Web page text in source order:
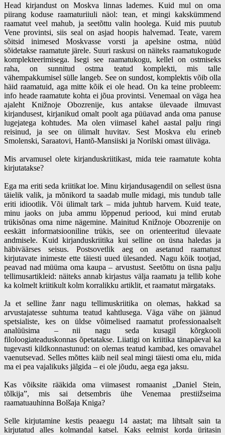
Head kirjandust on Moskva linnas lademes. Kuid mul on oma
piirang koduse raamaturiiuli näol: tean, et mingi kakskümmend
raamatut veel mahub, ja seetõttu valin hoolega. Kuid mis puutub
Vene provintsi, siis seal on asjad hoopis halvemad. Teate, varem
sõitsid inimesed Moskvasse vorsti ja apelsine ostma, nüüd
sõidetakse raamatute järele. Suuri raskusi on näiteks raamatukogude
komplekteerimisega. Isegi see raamatukogu, kellel on ostmiseks
raha, on sunnitud ostma teatud komplekti, mis talle
vähempakkumisel sülle langeb. See on sundost, komplektis võib olla
häid raamatuid, aga mitte kõik ei ole head. On ka teine probleem:
info heade raamatute kohta ei jõua provintsi. Venemaal on väga hea
ajaleht Knižnoje Obozrenije, kus antakse ülevaade ilmuvast
kirjandusest, kirjanikud omalt poolt aga püüavad anda oma panuse
lugejatega kohtudes. Ma olen viimasel kahel aastal palju ringi
reisinud, ja see on ülimalt huvitav. Sest Moskva elu erineb
Smolenski, Saraatovi, Hantõ-Mansiiski ja Norilski omast üliväga.
Mis arvamusel olete kirjanduskriitikast, mida teie raamatute kohta
kirjutatakse?
Ega ma eriti seda kriitikat loe. Minu kirjandusagendil on sellest üsna
täielik valik, ja mõnikord ta saadab mulle midagi, mis tundub talle
eriti idiootlik. Või ülimalt tark – mida juhtub harvem. Kuid teate,
minu jaoks on juba ammu lõppenud periood, kui mind erutab
trükisõnas oma nime nägemine. Mainitud Knižnoje Obozrenije on
eeskätt informatsiooniline trükis, see on orienteeritud ülevaate
andmisele. Kuid kirjanduskriitika kui selline on üsna haledas ja
häbiväärses seisus. Postsovetlik aeg on asetanud raamatust
kirjutavate inimeste ette täiesti uued ülesanded. Nagu kõik tootjad,
peavad nad müüma oma kaupa – arvustust. Seetõttu on üsna palju
tellimusartikleid: näiteks annab kirjastus välja raamatu ja tellib kohe
ka kolmelt kriitikult kolm korralikku artiklit, et raamatut märgataks.
Ja et selline žanr nagu tellimuskriitika on olemas, hakkad sa
arvustajatesse suhtuma teatud kahtlusega. Väga vähe on jäänud
spetsialiste, kes on üldse võimelised raamatut professionaalselt
analüüsima – nii nagu seda kusagil kõrgkooli
filoloogiateaduskonnas õpetatakse. Liiatigi on kriitika tänapäeval ka
tugevasti kildkonnastunud: on olemas teatud kambad, kes omavahel
vaenutsevad. Selles mõttes käib neil seal mingi täiesti oma elu, mida
ma ei pea vajalikuks jälgida – ei ole jõudu, aega ega jaksu.
Kas võiksite rääkida oma viimasest romaanist „Daniel Stein,
tõlkija”, mis sai detsembris ühe Venemaa prestiižseima
raamatuauhinna Bolšaja Kniga?
Selle kirjutamine kestis peaaegu 14 aastat; ma lihtsalt sain ta
kirjutatud alles kolmandal katsel. Kaks eelmist korda üritasin